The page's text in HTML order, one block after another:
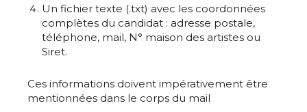
Un fichier texte (.txt) avec les coordonnées
complètes du candidat : adresse postale,
téléphone, mail, N° maison des artistes ou
Siret.
Ces informations doivent impérativement être
mentionnées dans le corps du mail